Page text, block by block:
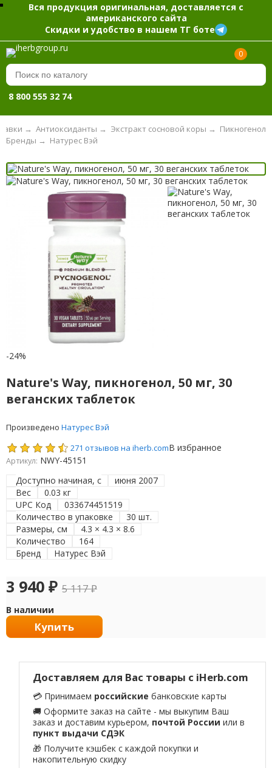
Вся продукция оригинальная, доставляется с
американского сайта
Скидки и удобство в нашем ТГ боте
0
8 800 555 32 74
→ Антиоксиданты → Экстракт сосновой коры → Пикногенол
Натурес Вэй
Бренды →
-24%
Nature's Way, пикногенол, 50 мг, 30
веганских таблеток
Произведено Натурес Вэй
271 отзывов на iherb.comВ избранное
Артикул: NWY-45151
Доступно начиная, с
июня 2007
Вес
0.03 кг
UPC Код
033674451519
Количество в упаковке
30 шт.
Размеры, см
4.3 × 4.3 × 8.6
Количество
164
Бренд
Натурес Вэй
3 940 ₽ 5 117₽
В наличии
Купить
Доставляем для Вас товары с iHerb.com
💳 Принимаем российские банковские карты
🚚 Оформите заказ на сайте - мы выкупим Ваш
заказ и доставим курьером, почтой России или в
пункт выдачи СДЭК
🎁 Получите кэшбек с каждой покупки и
накопительную скидку